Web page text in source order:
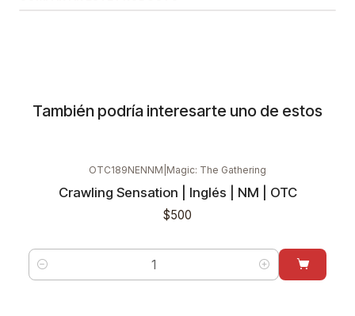
También podría interesarte uno de estos
OTC189NENNM Magic: The Gathering
Crawling Sensation | Inglés | NM | OTC
$500
Cantidad